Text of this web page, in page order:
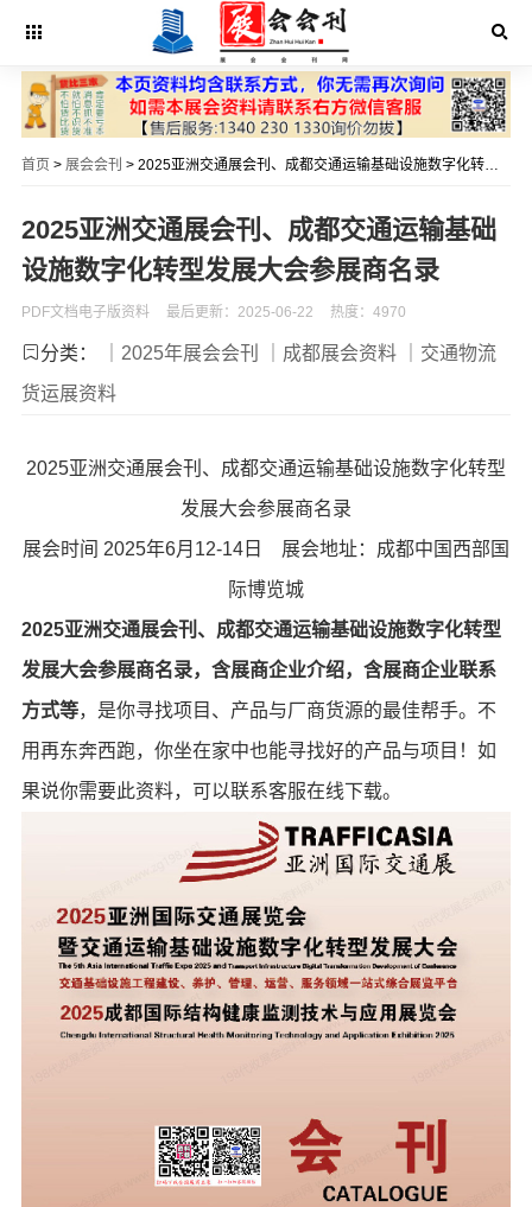
首页 > 展会会刊 > 2025亚洲交通展会刊、成都交通运输基础设施数字化转型发展大会参展商名录
2025亚洲交通展会刊、成都交通运输基础
设施数字化转型发展大会参展商名录
PDF文档电子版资料 最后更新：2025-06-22 热度：4970
分类： ｜2025年展会会刊 ｜成都展会资料
｜交通物流
货运展资料
2025亚洲交通展会刊、成都交通运输基础设施数字化转型
发展大会参展商名录
展会时间 2025年6月12-14日 展会地址：成都中国西部国
际博览城
2025亚洲交通展会刊、成都交通运输基础设施数字化转型
发展大会参展商名录，含展商企业介绍，含展商企业联系
方式等，是你寻找项目、产品与厂商货源的最佳帮手。不
用再东奔西跑，你坐在家中也能寻找好的产品与项目！如
果说你需要此资料，可以联系客服在线下载。